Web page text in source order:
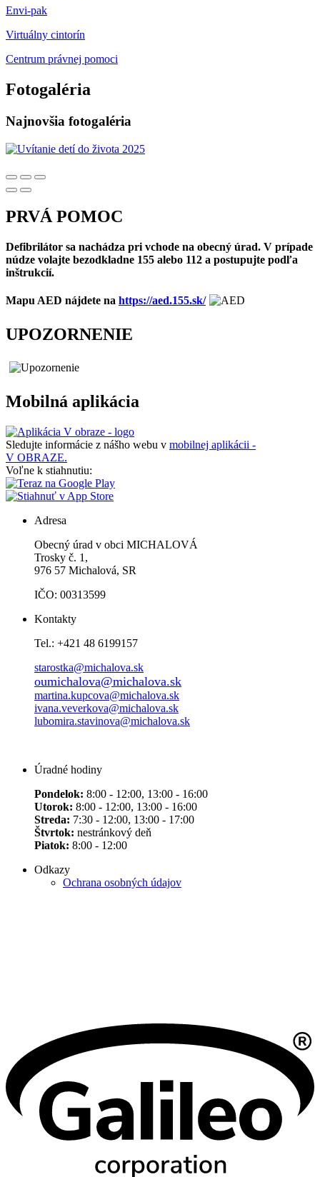
Envi-pak
Virtuálny cintorín
Centrum právnej pomoci
Fotogaléria
Najnovšia fotogaléria
PRVÁ POMOC
Defibrilátor sa nachádza pri vchode na obecný úrad. V prípade
núdze volajte bezodkladne 155 alebo 112 a postupujte podľa
inštrukcií.
Mapu AED nájdete na https://aed.155.sk/
UPOZORNENIE
Mobilná aplikácia
Sledujte informácie z nášho webu v mobilnej aplikácii -
V OBRAZE.
Voľne k stiahnutiu:
Adresa
Obecný úrad v obci MICHALOVÁ
Trosky č. 1,
976 57 Michalová, SR
IČO: 00313599
Kontakty
Tel.: +421 48 6199157
starostka@michalova.sk
oumichalova@michalova.sk
martina.kupcova@michalova.sk
ivana.veverkova@michalova.sk
lubomira.stavinova@michalova.sk
Úradné hodiny
Pondelok: 8:00 - 12:00, 13:00 - 16:00
Utorok: 8:00 - 12:00, 13:00 - 16:00
Streda: 7:30 - 12:00, 13:00 - 17:00
Štvrtok: nestránkový deň
Piatok: 8:00 - 12:00
Odkazy
Ochrana osobných údajov